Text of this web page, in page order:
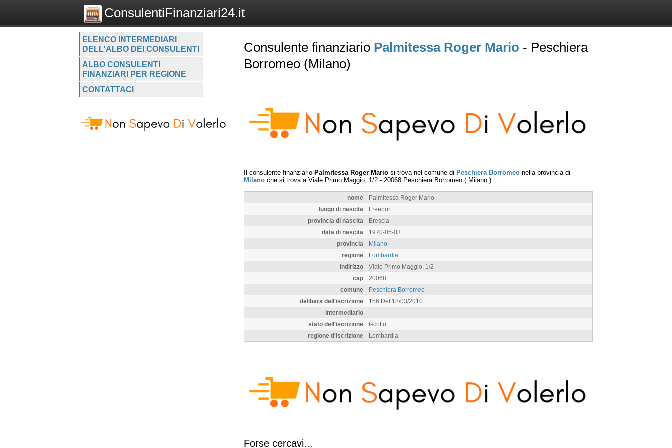
ConsulentiFinanziari24.it
ELENCO INTERMEDIARI
DELL'ALBO DEI CONSULENTI
ALBO CONSULENTI
FINANZIARI PER REGIONE
CONTATTACI
Consulente finanziario Palmitessa Roger Mario - Peschiera
Borromeo (Milano)
Il consulente finanziario Palmitessa Roger Mario si trova nel comune di Peschiera Borromeo nella provincia di
Milano che si trova a Viale Primo Maggio, 1/2 - 20068 Peschiera Borromeo ( Milano ).
nome
Palmitessa Roger Mario
luogo di nascita
Freeport
provincia di nascita
Brescia
data di nascita
1970-05-03
provincia
Milano
regione
Lombardia
indirizzo
Viale Primo Maggio, 1/2
cap
20068
comune
Peschiera Borromeo
delibera dell'iscrizione
156 Del 18/03/2010
intermediario
stato dell'iscrizione
Iscritto
regione d'iscrizione
Lombardia
Forse cercavi...